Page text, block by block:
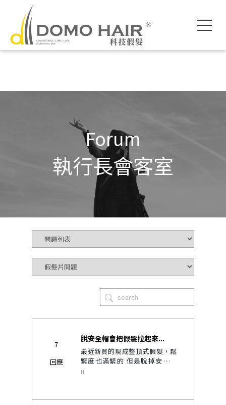
Forum
執行長會客室
7
回應
脫安全帽會把假髮拉起來...
最近新買的現成整頂式假髮，鬆
緊度也滿緊的 但是脫掉安全帽
時，有時候會把假髮也拉起來 滿
H